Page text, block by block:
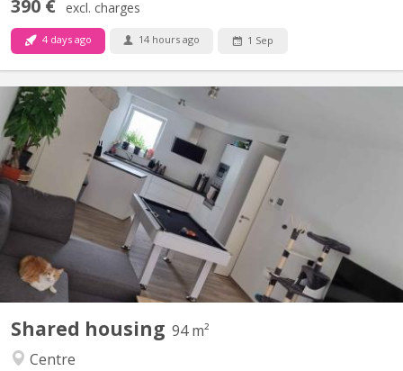
390 € excl. charges
4 days ago 14 hours ago 1 Sep
Shared housing 94 m²
Centre
Bonjour, La seconde chambre se libère dans un appart 2
chambres. idéale pour un premier emménagement, tout est
meublé sauf la chambre. Disponible a partir du 15 septembre
2026, négociable plus tôt (début aout). La chambre fait 9M² dans
un appartement au centre de Courbevoie derrière l'esplanade à...